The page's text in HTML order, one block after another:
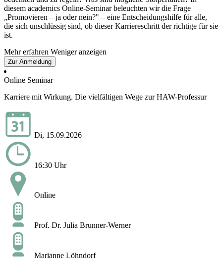
diesem academics Online-Seminar beleuchten wir die Frage
„Promovieren – ja oder nein?" – eine Entscheidungshilfe für alle,
die sich unschlüssig sind, ob dieser Karriereschritt der richtige für sie
ist.
Mehr erfahren Weniger anzeigen
Zur Anmeldung
Online Seminar
Karriere mit Wirkung. Die vielfältigen Wege zur HAW-Professur
Di, 15.09.2026
16:30 Uhr
Online
Prof. Dr. Julia Brunner-Werner
Marianne Löhndorf